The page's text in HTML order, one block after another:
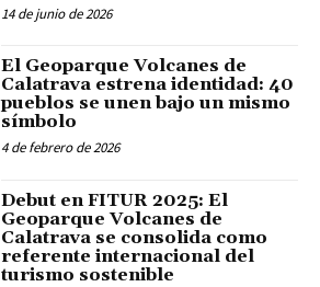
14 de junio de 2026
El Geoparque Volcanes de
Calatrava estrena identidad: 40
pueblos se unen bajo un mismo
símbolo
4 de febrero de 2026
Debut en FITUR 2025: El
Geoparque Volcanes de
Calatrava se consolida como
referente internacional del
turismo sostenible